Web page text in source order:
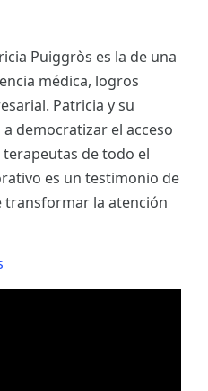
Puiggròs es la de una
médica, logros
Patricia y su
democratizar el acceso
de todo el
es un testimonio de
la atención